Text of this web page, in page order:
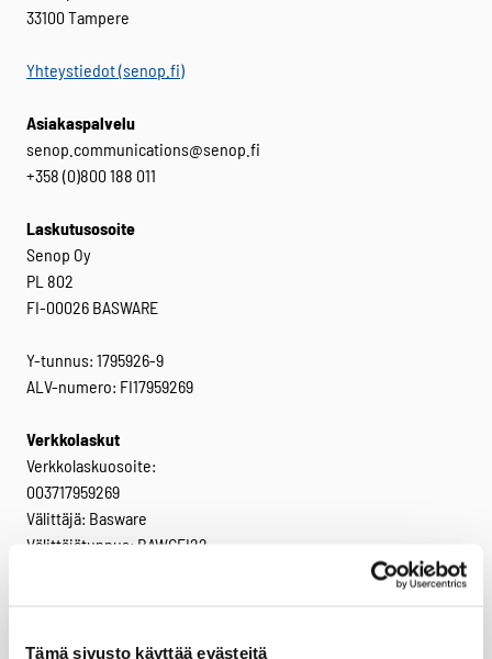
Tämä sivusto käyttää evästeitä
33100 Tampere
Yhteystiedot (senop.fi)
Asiakaspalvelu
senop.communications@senop.fi
+358 (0)800 188 011
Laskutusosoite
Senop Oy
PL 802
FI-00026 BASWARE
Y-tunnus: 1795926-9
ALV-numero: FI17959269
Verkkolaskut
Verkkolaskuosoite:
003717959269
Välittäjä: Basware
Välittäjätunnus: BAWCFI22